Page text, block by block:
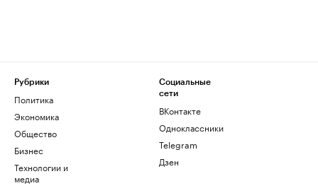
Рубрики
Политика
Экономика
Общество
Бизнес
Технологии и
медиа
Социальные
сети
ВКонтакте
Одноклассники
Telegram
Дзен